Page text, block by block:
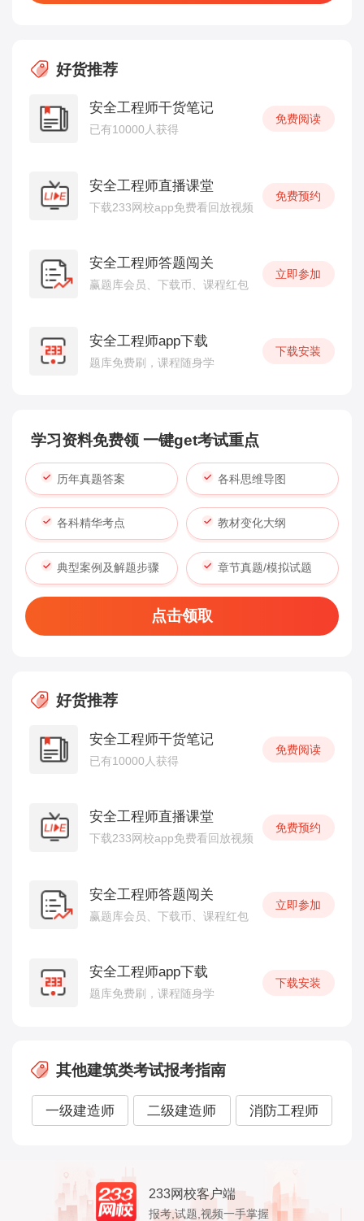
好货推荐
安全工程师干货笔记
已有10000人获得
免费阅读
安全工程师直播课堂
下载233网校app免费看回放视频
免费预约
安全工程师答题闯关
赢题库会员、下载币、课程红包
立即参加
安全工程师app下载
题库免费刷，课程随身学
下载安装
学习资料免费领 一键get考试重点
历年真题答案 各科思维导图
各科精华考点 教材变化大纲
典型案例及解题步骤 章节真题/模拟试题
点击领取
好货推荐
安全工程师干货笔记
已有10000人获得
免费阅读
安全工程师直播课堂
下载233网校app免费看回放视频
免费预约
安全工程师答题闯关
赢题库会员、下载币、课程红包
立即参加
安全工程师app下载
题库免费刷，课程随身学
下载安装
其他建筑类考试报考指南
一级建造师 二级建造师 消防工程师
233网校客户端
报考,试题,视频一手掌握